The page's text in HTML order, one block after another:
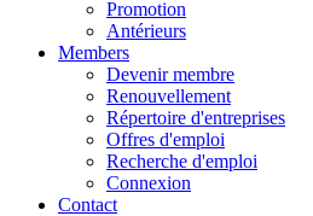
Promotion
Antérieurs
Members
Devenir membre
Renouvellement
Répertoire d'entreprises
Offres d'emploi
Recherche d'emploi
Connexion
Contact